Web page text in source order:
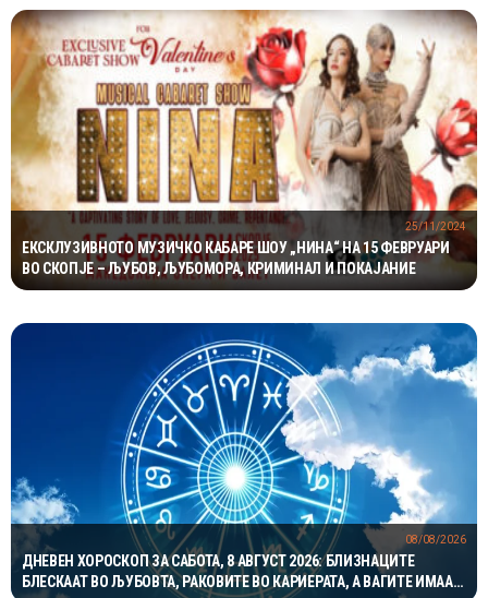
ЕКСКЛУЗИВНОТО МУЗИЧКО КАБАРЕ ШОУ „НИНА“ НА 15 ФЕВРУАРИ
ВО СКОПЈЕ – ЉУБОВ, ЉУБОМОРА, КРИМИНАЛ И ПОКАЈАНИЕ
25/11/2024
ДНЕВЕН ХОРОСКОП ЗА САБОТА, 8 АВГУСТ 2026: БЛИЗНАЦИТЕ
БЛЕСКААТ ВО ЉУБОВТА, РАКОВИТЕ ВО КАРИЕРАТА, А ВАГИТЕ ИМААТ
08/08/2026